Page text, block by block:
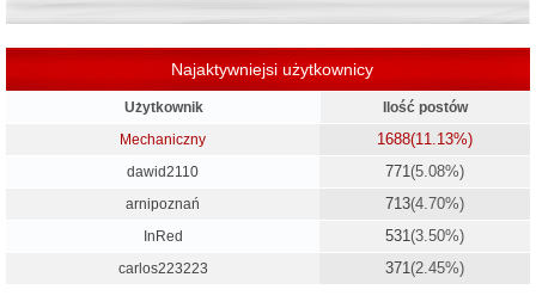
Najaktywniejsi użytkownicy
Użytkownik
Ilość postów
Mechaniczny
1688(11.13%)
dawid2110 771(5.08%)
arnipoznań 713(4.70%)
InRed 531(3.50%)
carlos223223 371(2.45%)